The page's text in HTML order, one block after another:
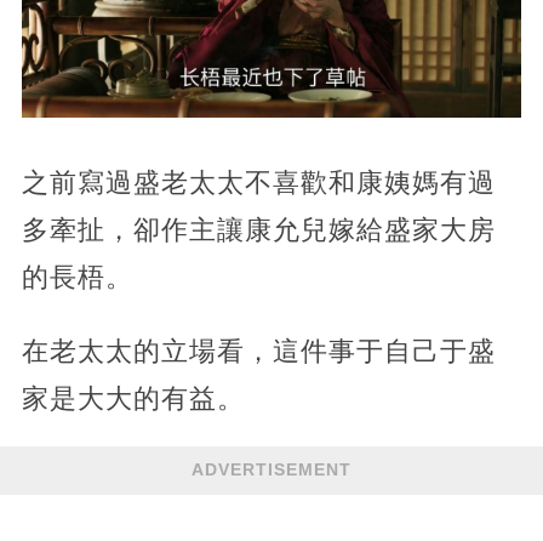
之前寫過盛老太太不喜歡和康姨媽有過
多牽扯，卻作主讓康允兒嫁給盛家大房
的長梧。
在老太太的立場看，這件事于自己于盛
家是大大的有益。
ADVERTISEMENT